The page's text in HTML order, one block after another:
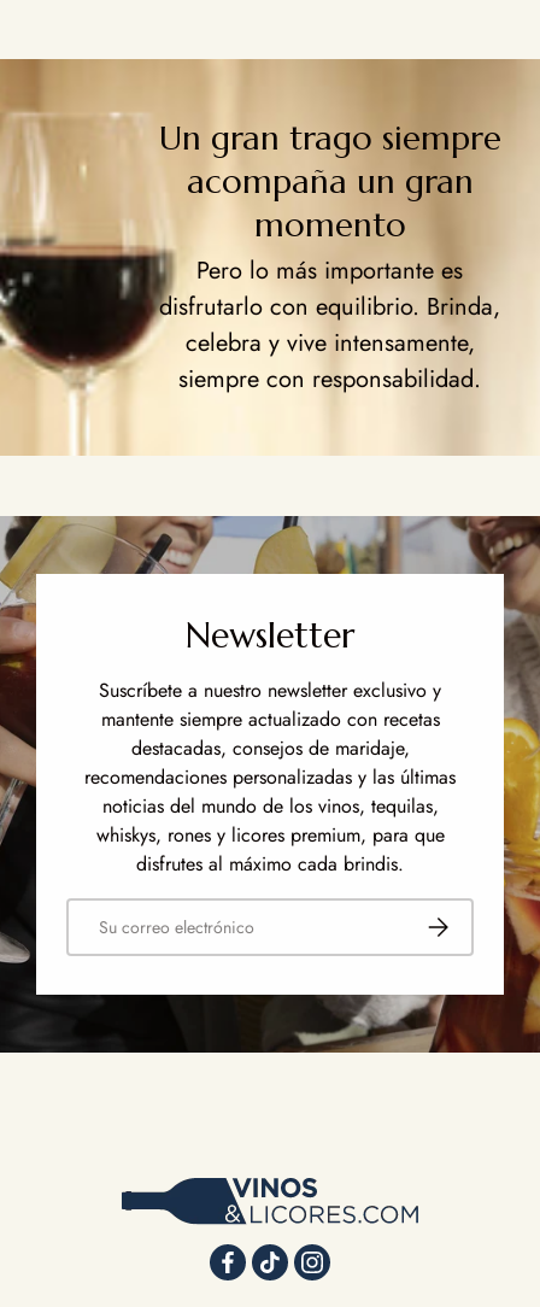
Un gran trago siempre
acompaña un gran
momento
Pero lo más importante es
disfrutarlo con equilibrio. Brinda,
celebra y vive intensamente,
siempre con responsabilidad.
Newsletter
Suscríbete a nuestro newsletter exclusivo y
mantente siempre actualizado con recetas
destacadas, consejos de maridaje,
recomendaciones personalizadas y las últimas
noticias del mundo de los vinos, tequilas,
whiskys, rones y licores premium, para que
disfrutes al máximo cada brindis.
Correo electrónico Suscribirse